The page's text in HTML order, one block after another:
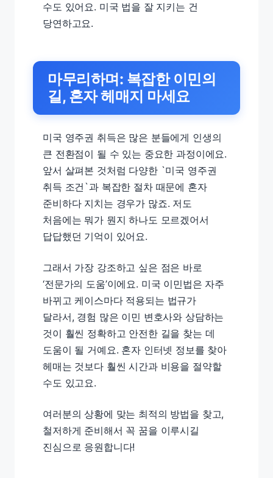
수도 있어요. 미국 법을 잘 지키는 건
당연하고요.
마무리하며: 복잡한 이민의
길, 혼자 헤매지 마세요
미국 영주권 취득은 많은 분들에게 인생의
큰 전환점이 될 수 있는 중요한 과정이에요.
앞서 살펴본 것처럼 다양한 `미국 영주권
취득 조건`과 복잡한 절차 때문에 혼자
준비하다 지치는 경우가 많죠. 저도
처음에는 뭐가 뭔지 하나도 모르겠어서
답답했던 기억이 있어요.
그래서 가장 강조하고 싶은 점은 바로
‘전문가의 도움’이에요. 미국 이민법은 자주
바뀌고 케이스마다 적용되는 법규가
달라서, 경험 많은 이민 변호사와 상담하는
것이 훨씬 정확하고 안전한 길을 찾는 데
도움이 될 거예요. 혼자 인터넷 정보를 찾아
헤매는 것보다 훨씬 시간과 비용을 절약할
수도 있고요.
여러분의 상황에 맞는 최적의 방법을 찾고,
철저하게 준비해서 꼭 꿈을 이루시길
진심으로 응원합니다!